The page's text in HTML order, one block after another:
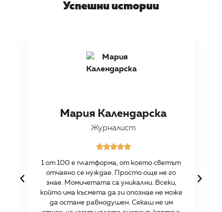
Успешни истории
Мария Календарска

Журналист
1 от 100 е платформа, от която светът
отчаяно се нуждае. Просто още не го
знае. Момичетата са уникални. Всеки,
който има късмета да ги опознае не може
да остане равнодушен. Сякаш не им